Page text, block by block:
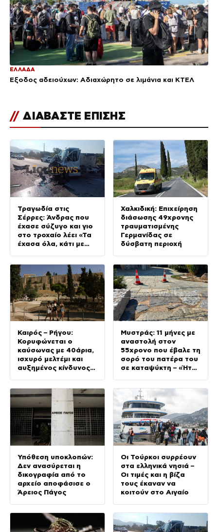
ΕΛΛΑΔΑ
Έξοδος αδειούχων: Αδιαχώρητο σε λιμάνια και ΚΤΕΛ
// ΔΙΑΒΑΣΤΕ ΕΠΙΣΗΣ
Τραγωδία στις
Σέρρες: Άνδρας που
έχασε σύζυγο και γιο
στο τροχαίο λέει «Τα
έχασα όλα, κάτι με
Χαλκιδική: Επιχείρηση
διάσωσης 49χρονης
τραυματισμένης
Γερμανίδας σε
δύσβατη περιοχή
Καιρός – Ρήγου:
Κορυφώνεται ο
καύσωνας με 40άρια,
ισχυρό μελτέμι και
αυξημένος κίνδυνος
Μυστράς: 11 μήνες με
αναστολή στον
55χρονο που έβαλε τη
σορό του πατέρα του
σε καταψύκτη – «Ήταν
ήθελα να τον βλέπω»
Υπόθεση υποκλοπών:
Δεν ανασύρεται η
δικογραφία από το
αρχείο αποφάσισε ο
Άρειος Πάγος
Οι Τούρκοι συρρέουν
στα ελληνικά νησιά –
Οι τιμές και η βίζα
τους έκαναν να
κοιτούν στο Αιγαίο